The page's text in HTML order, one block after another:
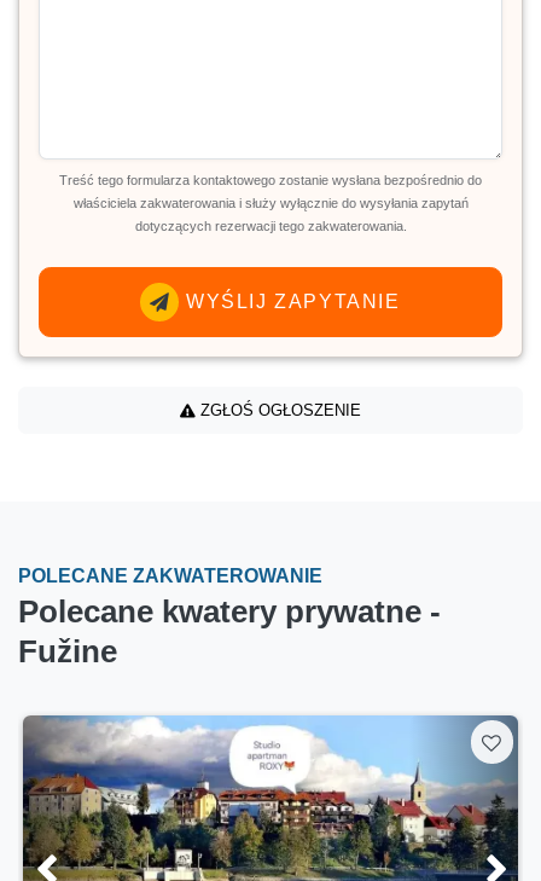
Treść tego formularza kontaktowego zostanie wysłana bezpośrednio do
właściciela zakwaterowania i służy wyłącznie do wysyłania zapytań
dotyczących rezerwacji tego zakwaterowania.
WYŚLIJ ZAPYTANIE
ZGŁOŚ OGŁOSZENIE
POLECANE ZAKWATEROWANIE
Polecane kwatery prywatne -
Fužine